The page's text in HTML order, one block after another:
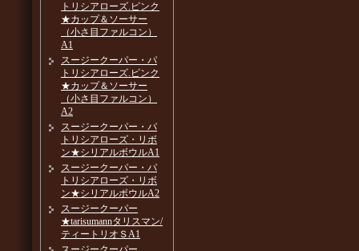
トリシアローズ.ピンク
★カップ＆ソーサー
（小さ目ファルコン）
A1
スージークーパー・パ
トリシアローズ.ピンク
★カップ＆ソーサー
（小さ目ファルコン）
A2
スージークーパー・パ
トリシアローズ・リボ
ン★シリアルボウルA1
スージークーパー・パ
トリシアローズ・リボ
ン★シリアルボウルA2
スージークーパー
★tarisumannタリスマン/
ティートリオＳA1